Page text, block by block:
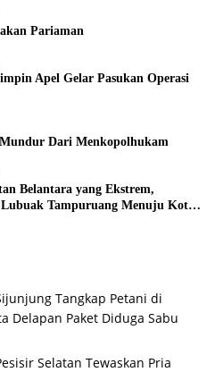
Pariaman
Apel Gelar Pasukan Operasi
Dari Menkopolhukam
Belantara yang Ekstrem,
Tampuruang Menuju Koto
Tangkap Petani di
Delapan Paket Diduga Sabu
Selatan Tewaskan Pria